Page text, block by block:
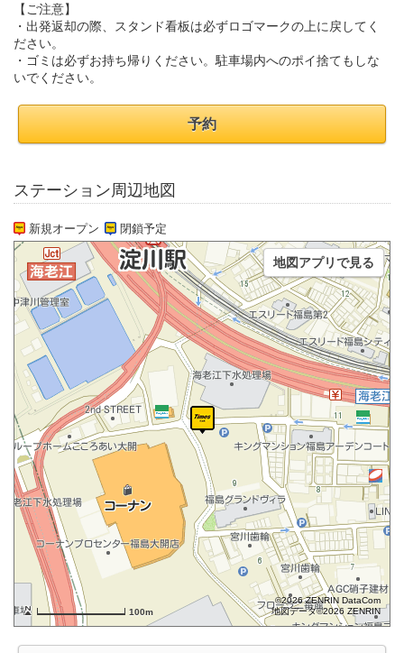
【ご注意】
・出発返却の際、スタンド看板は必ずロゴマークの上に戻してく
ださい。
・ゴミは必ずお持ち帰りください。駐車場内へのポイ捨てもしな
いでください。
予約
ステーション周辺地図
新規オープン 閉鎖予定
100m
©2026 ZENRIN DataCom
地図データ©2026 ZENRIN
地図アプリで見る